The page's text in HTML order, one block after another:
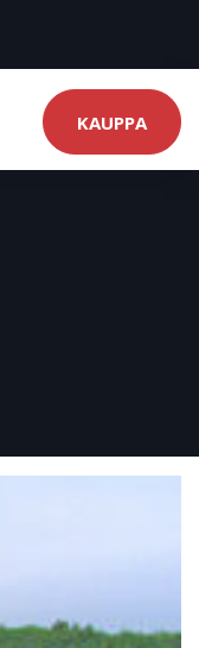
KAUPPA